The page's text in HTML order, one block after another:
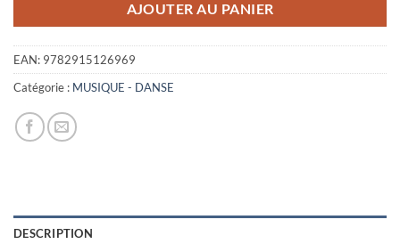
AJOUTER AU PANIER
EAN: 9782915126969
Catégorie : MUSIQUE - DANSE
DESCRIPTION